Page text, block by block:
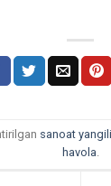
sanoat
havola.